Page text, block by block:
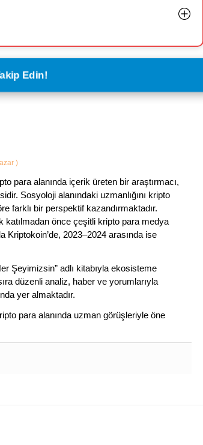
Edin!
)
para alanında içerik üreten bir araştırmacı,
Sosyoloji alanındaki uzmanlığını kripto
farklı bir perspektif kazandırmaktadır.
katılmadan önce çeşitli kripto para medya
Kriptokoin’de, 2023–2024 arasında ise
Şeyimizsin” adlı kitabıyla ekosisteme
düzenli analiz, haber ve yorumlarıyla
yer almaktadır.
para alanında uzman görüşleriyle öne